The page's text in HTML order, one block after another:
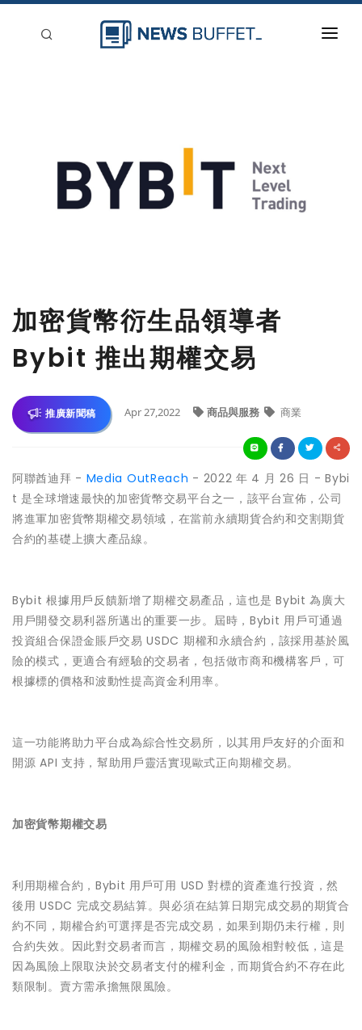
刊登
加密貨幣衍生品領導者
Bybit 推出期權交易
推廣新聞稿 Apr 27,2022 商品與服務 商業
阿聯酋迪拜 - Media OutReach - 2022 年 4 月 26 日 - Bybi
t 是全球增速最快的加密貨幣交易平台之一，該平台宣佈，公司
將進軍加密貨幣期權交易領域，在當前永續期貨合約和交割期貨
合約的基礎上擴大產品線。
Bybit 根據用戶反饋新增了期權交易產品，這也是 Bybit 為廣大
用戶開發交易利器所邁出的重要一步。屆時，Bybit 用戶可通過
投資組合保證金賬戶交易 USDC 期權和永續合約，該採用基於風
險的模式，更適合有經驗的交易者，包括做市商和機構客戶，可
根據標的價格和波動性提高資金利用率。
這一功能將助力平台成為綜合性交易所，以其用戶友好的介面和
開源 API 支持，幫助用戶靈活實現歐式正向期權交易。
加密貨幣期權交易
利用期權合約，Bybit 用戶可用 USD 對標的資產進行投資，然
後用 USDC 完成交易結算。與必須在結算日期完成交易的期貨合
約不同，期權合約可選擇是否完成交易，如果到期仍未行權，則
合約失效。因此對交易者而言，期權交易的風險相對較低，這是
因為風險上限取決於交易者支付的權利金，而期貨合約不存在此
類限制。賣方需承擔無限風險。